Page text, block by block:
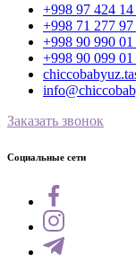
+998 97 424 14
+998 71 277 97
+998 90 990 01
+998 90 099 01
Заказать звонок
Социальные сети